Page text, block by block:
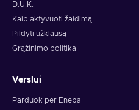
D.U.K.
Kaip aktyvuoti žaidimą
Pildyti užklausą
Grąžinimo politika
Verslui
Parduok per Eneba